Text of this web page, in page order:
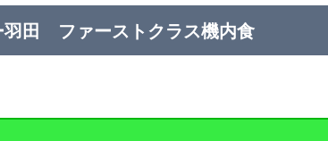
田 ファーストクラス機内食